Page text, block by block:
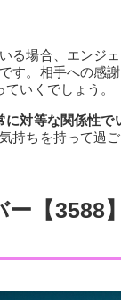
る場合、エンジ
す。相手への感
いくでしょう。
に対等な関係性で
持ちを持って過
【3588